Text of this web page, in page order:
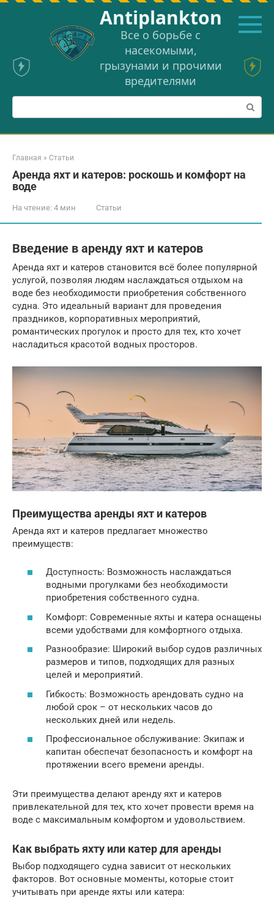
Перейти
Аntiplankton
Все о борьбе с
насекомыми,
грызунами и прочими
вредителями
Поиск:
Главная » Статьи
Аренда яхт и катеров: роскошь и комфорт на
воде
На чтение: 4 мин Статьи
Введение в аренду яхт и катеров
Аренда яхт и катеров становится всё более популярной
услугой, позволяя людям наслаждаться отдыхом на
воде без необходимости приобретения собственного
судна. Это идеальный вариант для проведения
праздников, корпоративных мероприятий,
романтических прогулок и просто для тех, кто хочет
насладиться красотой водных просторов.
Преимущества аренды яхт и катеров
Аренда яхт и катеров предлагает множество
преимуществ:
Доступность: Возможность наслаждаться
водными прогулками без необходимости
приобретения собственного судна.
Комфорт: Современные яхты и катера оснащены
всеми удобствами для комфортного отдыха.
Разнообразие: Широкий выбор судов различных
размеров и типов, подходящих для разных
целей и мероприятий.
Гибкость: Возможность арендовать судно на
любой срок – от нескольких часов до
нескольких дней или недель.
Профессиональное обслуживание: Экипаж и
капитан обеспечат безопасность и комфорт на
протяжении всего времени аренды.
Эти преимущества делают аренду яхт и катеров
привлекательной для тех, кто хочет провести время на
воде с максимальным комфортом и удовольствием.
Как выбрать яхту или катер для аренды
Выбор подходящего судна зависит от нескольких
факторов. Вот основные моменты, которые стоит
учитывать при аренде яхты или катера: